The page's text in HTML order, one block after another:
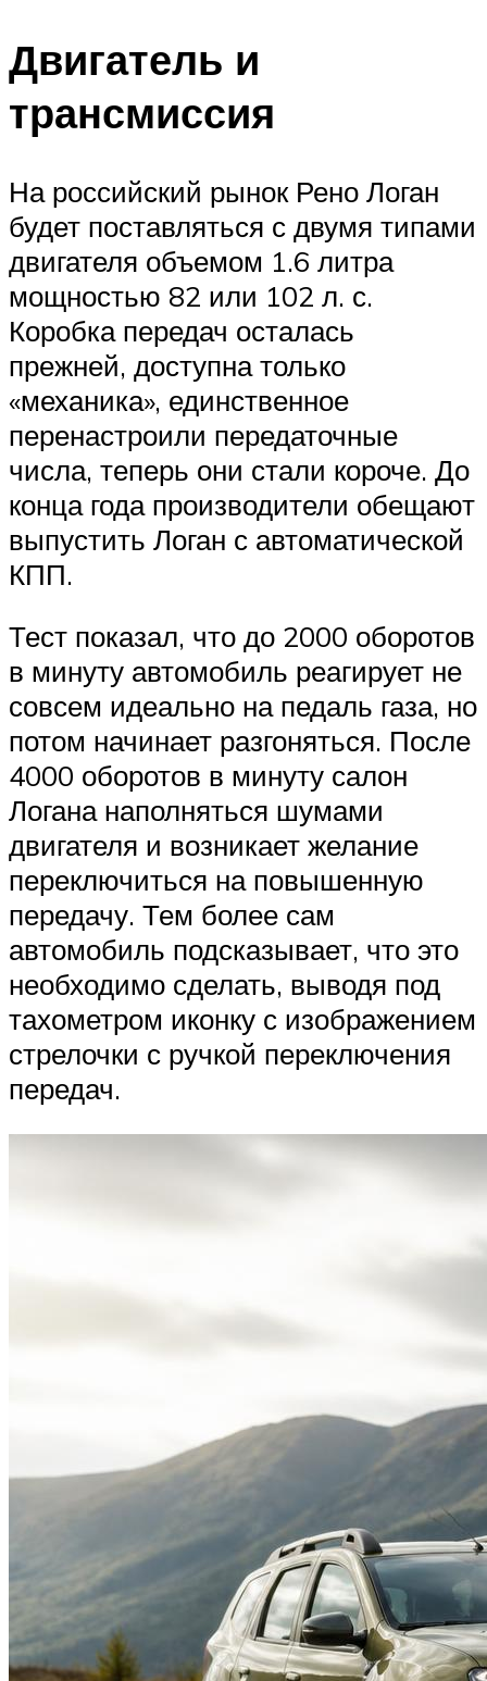
Двигатель и
трансмиссия
На российский рынок Рено Логан
будет поставляться с двумя типами
двигателя объемом 1.6 литра
мощностью 82 или 102 л. с.
Коробка передач осталась
прежней, доступна только
«механика», единственное
перенастроили передаточные
числа, теперь они стали короче. До
конца года производители обещают
выпустить Логан с автоматической
КПП.
Тест показал, что до 2000 оборотов
в минуту автомобиль реагирует не
совсем идеально на педаль газа, но
потом начинает разгоняться. После
4000 оборотов в минуту салон
Логана наполняться шумами
двигателя и возникает желание
переключиться на повышенную
передачу. Тем более сам
автомобиль подсказывает, что это
необходимо сделать, выводя под
тахометром иконку с изображением
стрелочки с ручкой переключения
передач.